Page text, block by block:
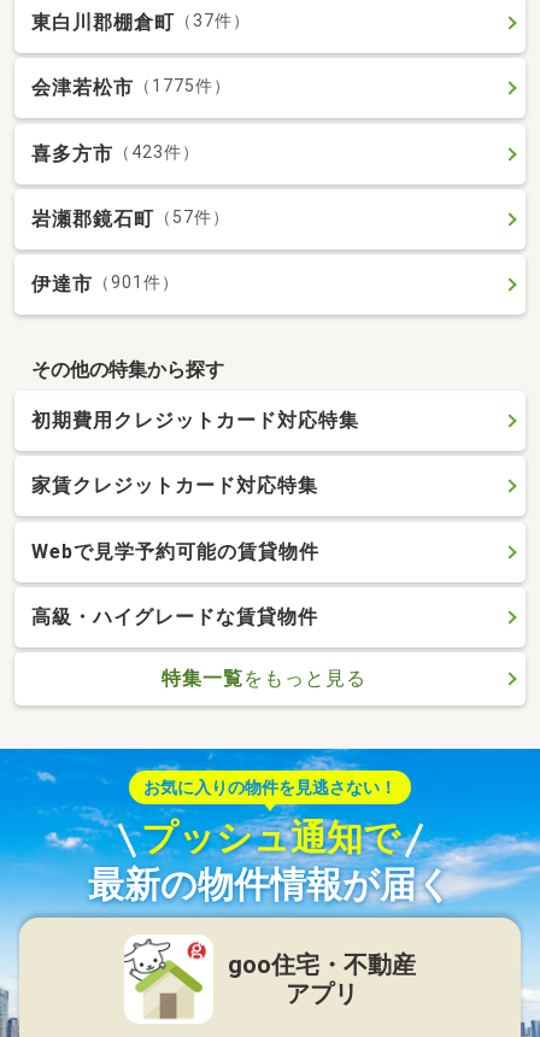
東白川郡棚倉町 （37件）
会津若松市 （1775件）
喜多方市 （423件）
岩瀬郡鏡石町 （57件）
伊達市 （901件）
その他の特集から探す
初期費用クレジットカード対応特集
家賃クレジットカード対応特集
Webで見学予約可能の賃貸物件
高級・ハイグレードな賃貸物件
特集一覧をもっと見る
お気に入りの物件を見逃さない！
プッシュ通知で
最新の物件情報が届く
goo住宅・不動産
アプリ